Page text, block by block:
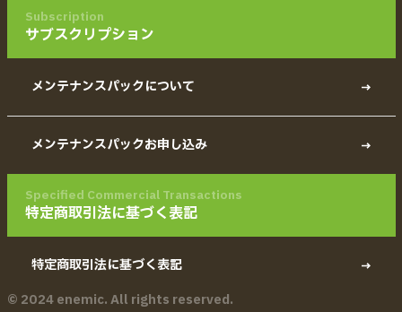
Subscription
サブスクリプション
メンテナンスパックについて
メンテナンスパックお申し込み
Specified Commercial Transactions
特定商取引法に基づく表記
特定商取引法に基づく表記
© 2024 enemic. All rights reserved.